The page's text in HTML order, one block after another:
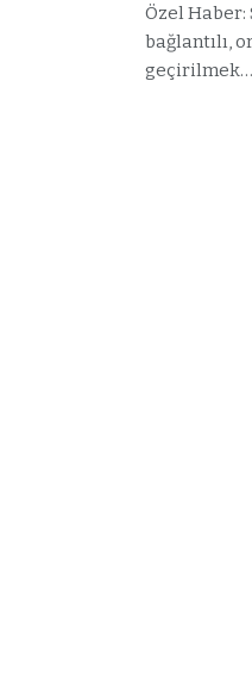
Özel Haber:
bağlantılı,
geçirilmek…